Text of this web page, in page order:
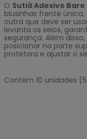
O Sutiã Adesivo
blusinhas frente
outra que deve ser
levanta os seios,
segurança. Além
posicionar na parte
protetora e ajustar o
Contém 10 unidades